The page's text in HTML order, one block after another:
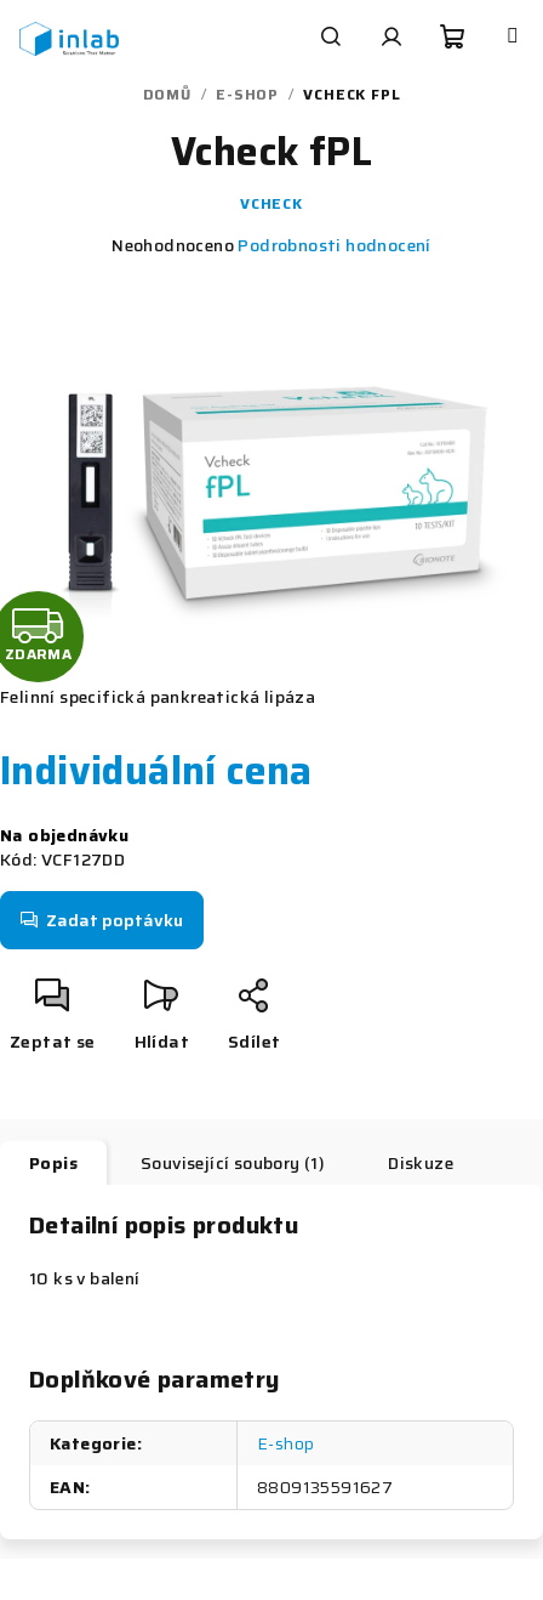
obsah
DOMŮ / E-SHOP / VCHECK FPL
Felinní specifická pankreatická lipáza
Individuální cena
cena:
Na objednávku
Kód:VCF127DD
Zadat poptávku
Zeptat se Hlídat Sdílet
Vcheck fPL
VCHECK
Průměrné
5
hvězdiček.
NeohodnocenoPodrobnosti hodnocení
Z
D
A
R
M
A
ZDARMA
Popis Související soubory (1) Diskuze
Detailní popis produktu
10 ks v balení
Doplňkové parametry
Kategorie:
E-shop
EAN: 8809135591627